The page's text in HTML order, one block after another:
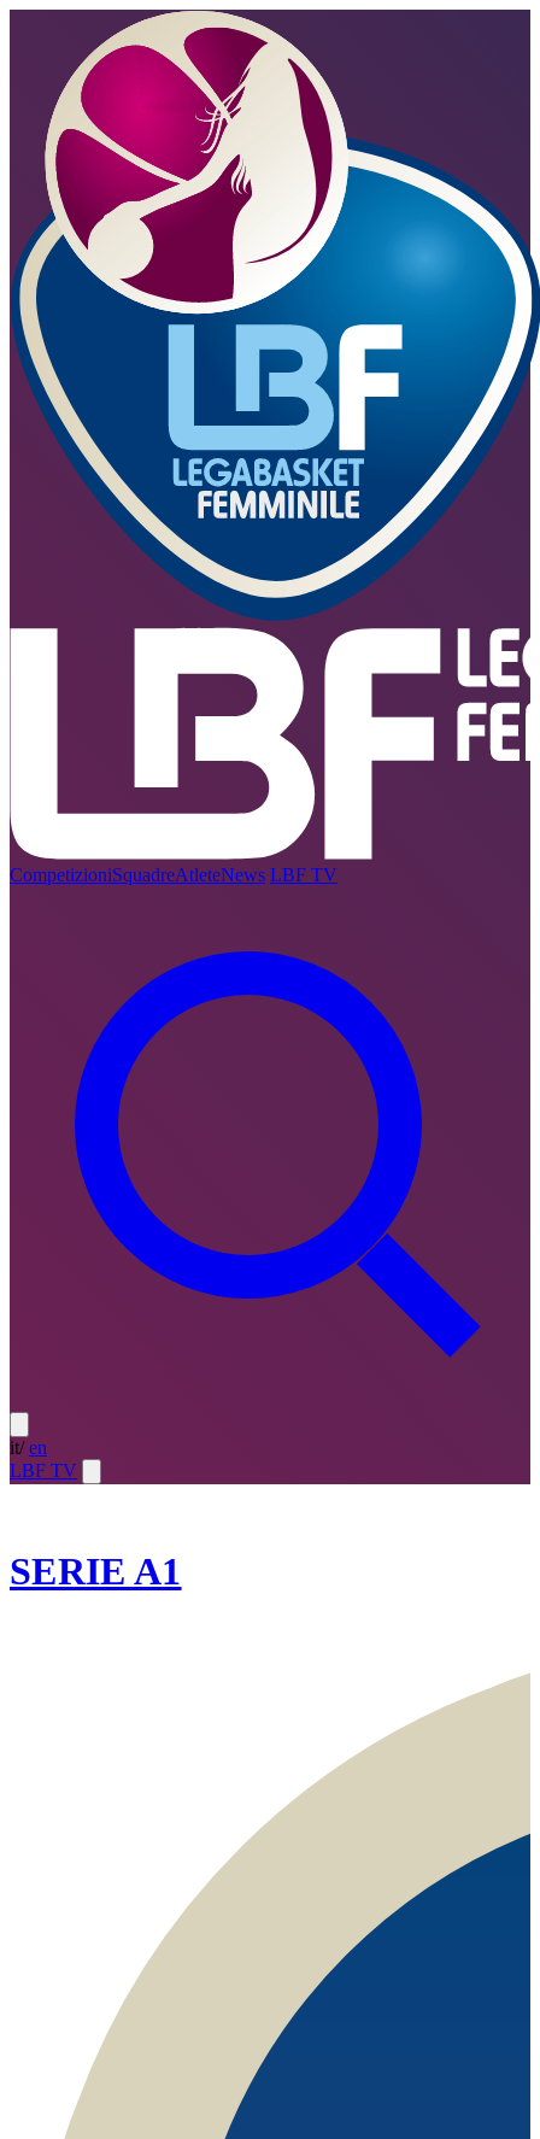
CompetizioniSquadreAtleteNews LBF TV
it/ en
LBF TV
SERIE A1